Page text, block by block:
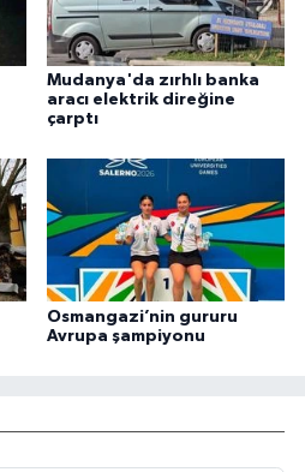
Mudanya'da zırhlı banka
aracı elektrik direğine
çarptı
Osmangazi’nin gururu
Avrupa şampiyonu